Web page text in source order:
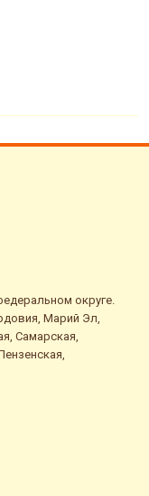
округе.
Марий Эл,
Самарская,